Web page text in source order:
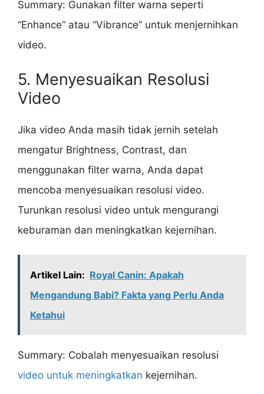
Summary: Gunakan filter warna seperti
“Enhance” atau “Vibrance” untuk menjernihkan
video.
5. Menyesuaikan Resolusi
Video
Jika video Anda masih tidak jernih setelah
mengatur Brightness, Contrast, dan
menggunakan filter warna, Anda dapat
mencoba menyesuaikan resolusi video.
Turunkan resolusi video untuk mengurangi
keburaman dan meningkatkan kejernihan.
Artikel Lain: Royal Canin: Apakah
Mengandung Babi? Fakta yang Perlu Anda
Ketahui
Summary: Cobalah menyesuaikan resolusi
video untuk meningkatkan kejernihan.